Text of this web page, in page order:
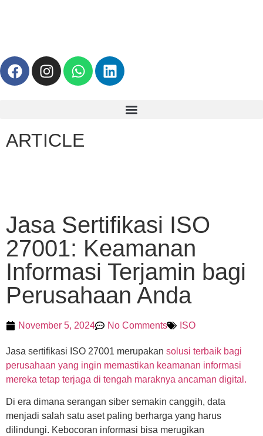
ARTICLE
Jasa Sertifikasi ISO
27001: Keamanan
Informasi Terjamin bagi
Perusahaan Anda
November 5, 2024 No Comments ISO
Jasa sertifikasi ISO 27001 merupakan solusi terbaik bagi
perusahaan yang ingin memastikan keamanan informasi
mereka tetap terjaga di tengah maraknya ancaman digital.
Di era dimana serangan siber semakin canggih, data
menjadi salah satu aset paling berharga yang harus
dilindungi. Kebocoran informasi bisa merugikan